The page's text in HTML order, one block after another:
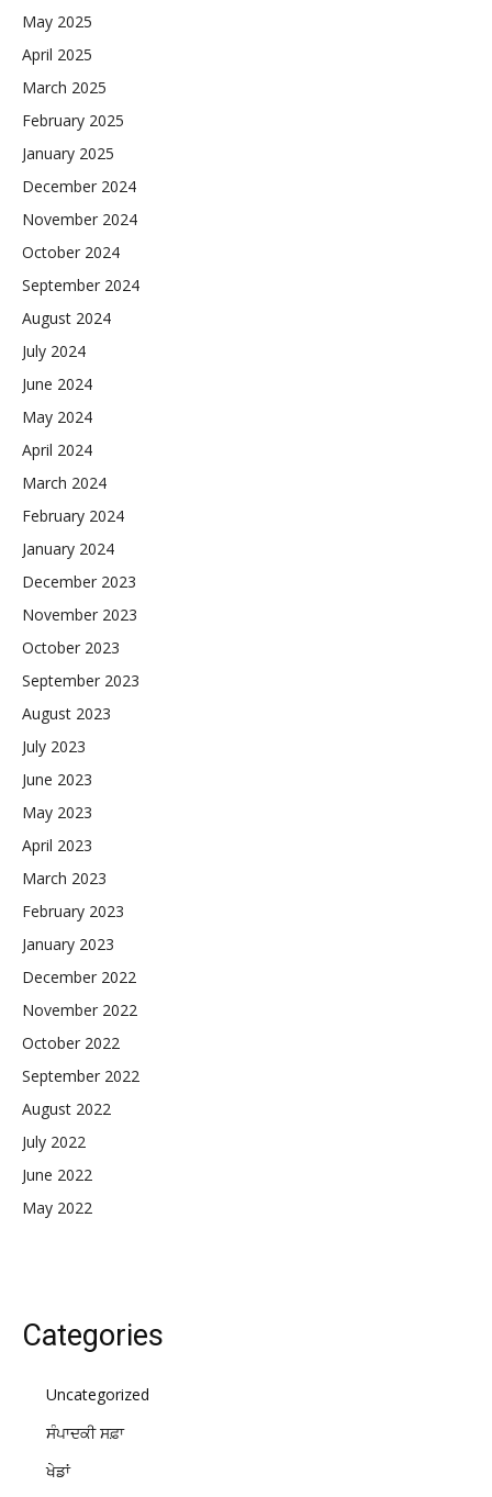
May 2025
April 2025
March 2025
February 2025
January 2025
December 2024
November 2024
October 2024
September 2024
August 2024
July 2024
June 2024
May 2024
April 2024
March 2024
February 2024
January 2024
December 2023
November 2023
October 2023
September 2023
August 2023
July 2023
June 2023
May 2023
April 2023
March 2023
February 2023
January 2023
December 2022
November 2022
October 2022
September 2022
August 2022
July 2022
June 2022
May 2022
Categories
Uncategorized
ਸੰਪਾਦਕੀ ਸਫ਼ਾ
ਖੇਡਾਂ